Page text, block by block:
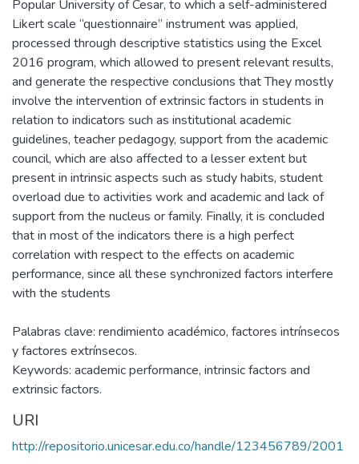
Popular University of Cesar, to which a self-administered
Likert scale “questionnaire” instrument was applied,
processed through descriptive statistics using the Excel
2016 program, which allowed to present relevant results,
and generate the respective conclusions that They mostly
involve the intervention of extrinsic factors in students in
relation to indicators such as institutional academic
guidelines, teacher pedagogy, support from the academic
council, which are also affected to a lesser extent but
present in intrinsic aspects such as study habits, student
overload due to activities work and academic and lack of
support from the nucleus or family. Finally, it is concluded
that in most of the indicators there is a high perfect
correlation with respect to the effects on academic
performance, since all these synchronized factors interfere
with the students
Palabras clave: rendimiento académico, factores intrínsecos
y factores extrínsecos.
Keywords: academic performance, intrinsic factors and
extrinsic factors.
URI
http://repositorio.unicesar.edu.co/handle/123456789/2001